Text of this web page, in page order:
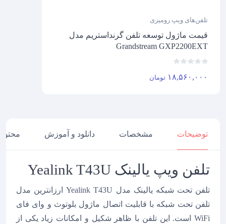
تلفن‌های ویپ رومیزی
قیمت ماژول توسعه تلفن گرنداستریم مدل
Grandstream GXP2200EXT
۱۸,۵۶۰,۰۰۰ تومان
توضیحات مشخصات دانلود و آموزش
توضیحات
تلفن ویپ یالینک Yealink T43U
تلفن تحت شبکه یالینک مدل Yealink T43U ارزانترین مدل
تلفن تحت شبکه با قابلیت اتصال ماژول بلوتوث و وای فای
WiFi است. این تلفن با ظاهر شکیل و امکانات زیاد یکی از